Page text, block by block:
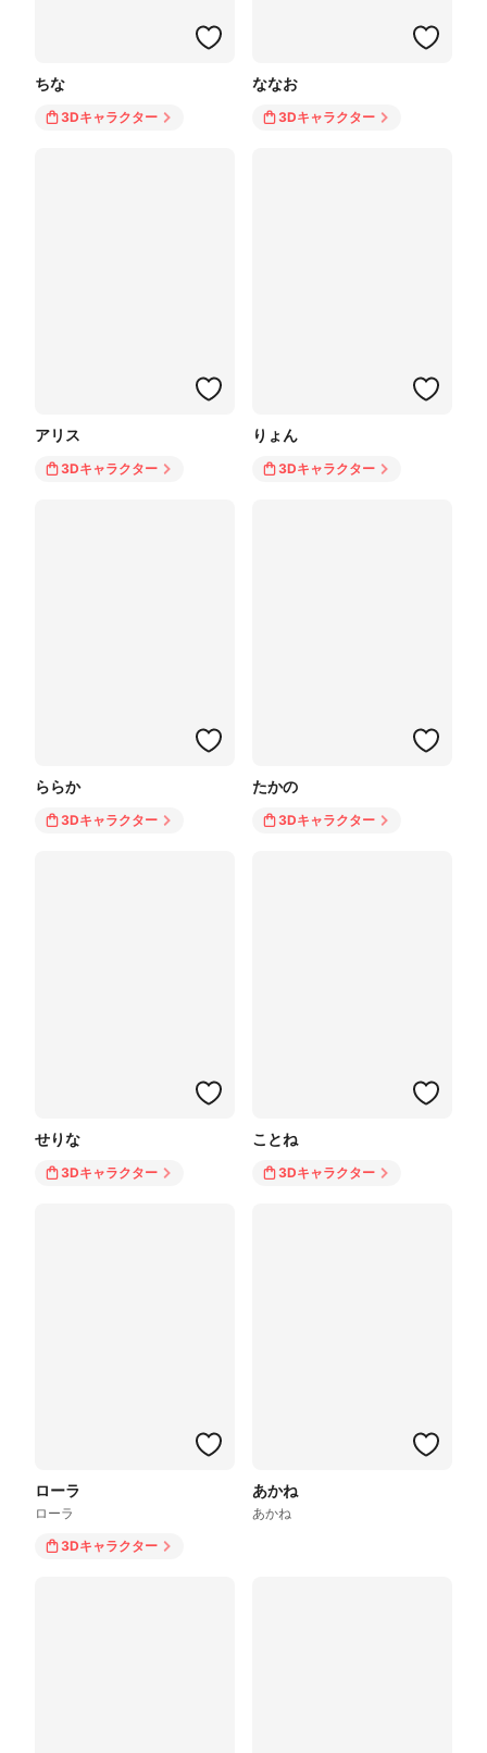
ちな
3Dキャラクター
ななお
3Dキャラクター
アリス
3Dキャラクター
りょん
3Dキャラクター
ららか
3Dキャラクター
たかの
3Dキャラクター
せりな
3Dキャラクター
ことね
3Dキャラクター
ローラ
ローラ
3Dキャラクター
あかね
あかね